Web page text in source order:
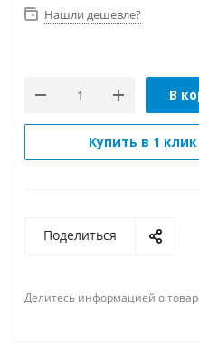
Нашли дешевле?
В
Купить в 1 клик
Поделиться
Делитесь информацией о